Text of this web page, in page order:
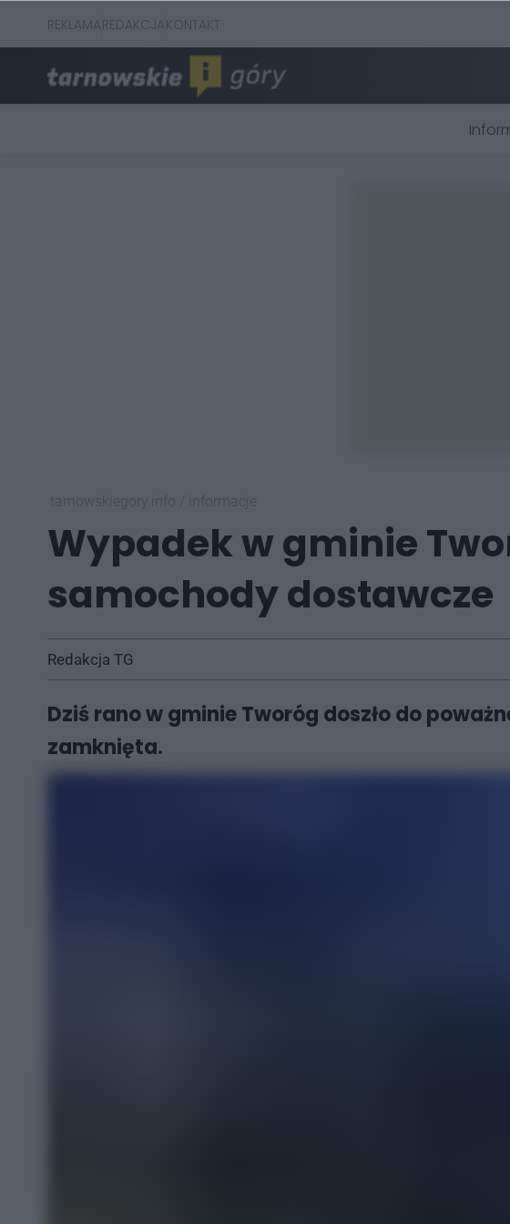
REKLAMAREDAKCJAKONTAKT
Wypadek w gminie
samochody dostawcze
Redakcja TG
Dziś rano w gminie Tworóg doszło do
zamknięta.